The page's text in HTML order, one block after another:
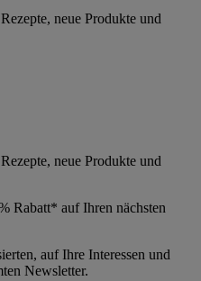
neue Produkte und
neue Produkte und
Rabatt* auf Ihren nächsten
auf Ihre Interessen und
Newsletter.